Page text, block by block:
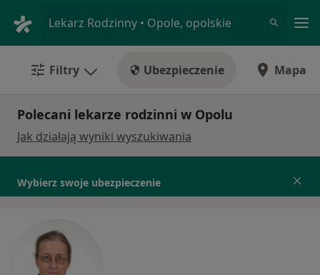
Lekarz Rodzinny • Opole, opolskie
Filtry Ubezpieczenie Mapa
Polecani lekarze rodzinni w Opolu
Jak działają wyniki wyszukiwania
Wybierz swoje ubezpieczenie